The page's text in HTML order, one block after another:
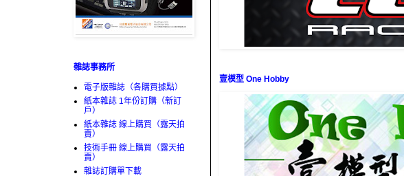
壹模型 One Hobby
雜誌事務所
電子版雜誌（各購買據點）
紙本雜誌 1年份訂購（新訂
戶）
紙本雜誌 線上購買（露天拍
賣）
技術手冊 線上購買（露天拍
賣）
雜誌訂購單下載